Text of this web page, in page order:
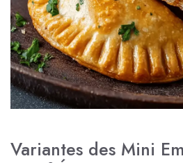
Variantes des Mini